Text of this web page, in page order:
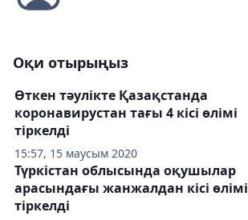
Оқи отырыңыз
15:57, 15 маусым 2020
Өткен тәулікте Қазақстанда
коронавирустан тағы 4 кісі өлімі
тіркелді
Түркістан облысында оқушылар
арасындағы жанжалдан кісі өлімі
тіркелді